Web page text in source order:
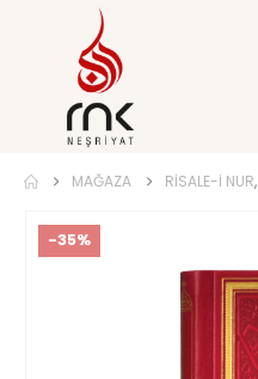
MAĞAZA RISALE-I NUR,
-35%